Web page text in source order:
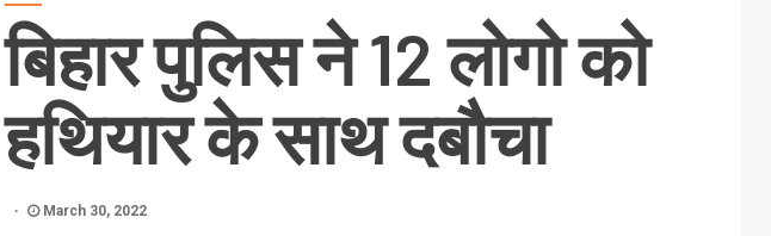
बिहार पुलिस ने 12 लोगो को
हथियार के साथ दबौचा
March 30, 2022